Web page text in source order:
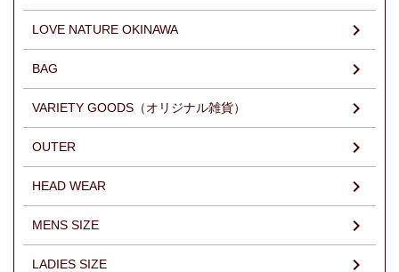
LOVE NATURE OKINAWA
BAG
VARIETY GOODS（オリジナル雑貨）
OUTER
HEAD WEAR
MENS SIZE
LADIES SIZE